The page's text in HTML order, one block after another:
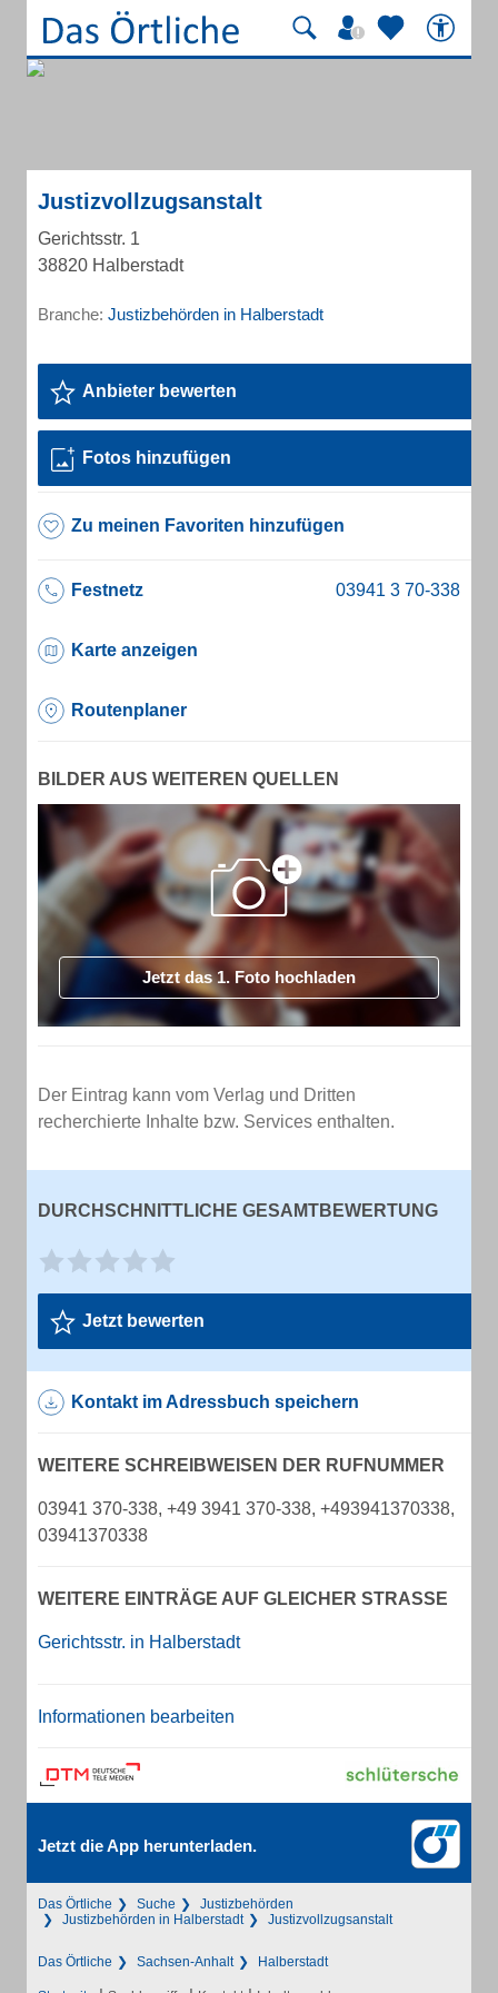
Justizvollzugsanstalt
Gerichtsstr. 1
38820 Halberstadt
Branche: Justizbehörden in Halberstadt
Anbieter bewerten
Fotos hinzufügen
Zu meinen Favoriten hinzufügen
Festnetz
Karte anzeigen
Routenplaner
BILDER AUS WEITEREN QUELLEN
Jetzt das 1. Foto hochladen
Der Eintrag kann vom Verlag und Dritten
recherchierte Inhalte bzw. Services enthalten.
DURCHSCHNITTLICHE GESAMTBEWERTUNG
Jetzt bewerten
Kontakt im Adressbuch speichern
WEITERE SCHREIBWEISEN DER RUFNUMMER
03941 370-338, +49 3941 370-338, +493941370338,
03941370338
WEITERE EINTRÄGE AUF GLEICHER STRASSE
Gerichtsstr. in Halberstadt
Informationen bearbeiten
Jetzt die App herunterladen.
Das Örtliche Suche
Justizbehörden
Justizbehörden in Halberstadt
Justizvollzugsanstalt
Das Örtliche Sachsen-Anhalt Halberstadt